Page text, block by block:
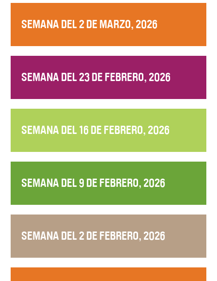
SEMANA DEL 2 DE MARZO, 2026
SEMANA DEL 23 DE FEBRERO, 2026
SEMANA DEL 16 DE FEBRERO, 2026
SEMANA DEL 9 DE FEBRERO, 2026
SEMANA DEL 2 DE FEBRERO, 2026